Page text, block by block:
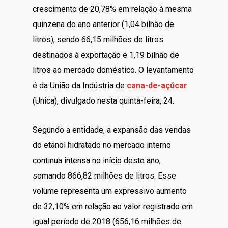
crescimento de 20,78% em relação à mesma
quinzena do ano anterior (1,04 bilhão de
litros), sendo 66,15 milhões de litros
destinados à exportação e 1,19 bilhão de
litros ao mercado doméstico. O levantamento
é da União da Indústria de cana-de-açúcar
(Unica), divulgado nesta quinta-feira, 24.
Segundo a entidade, a expansão das vendas
do etanol hidratado no mercado interno
continua intensa no início deste ano,
somando 866,82 milhões de litros. Esse
volume representa um expressivo aumento
de 32,10% em relação ao valor registrado em
igual período de 2018 (656,16 milhões de